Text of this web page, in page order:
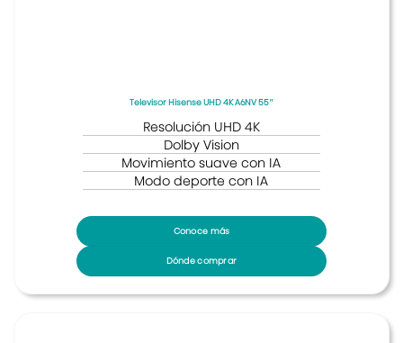
Televisor Hisense UHD 4K A6NV 55″
Resolución UHD 4K
Dolby Vision
Movimiento suave con IA
Modo deporte con IA
Conoce más
Dónde comprar